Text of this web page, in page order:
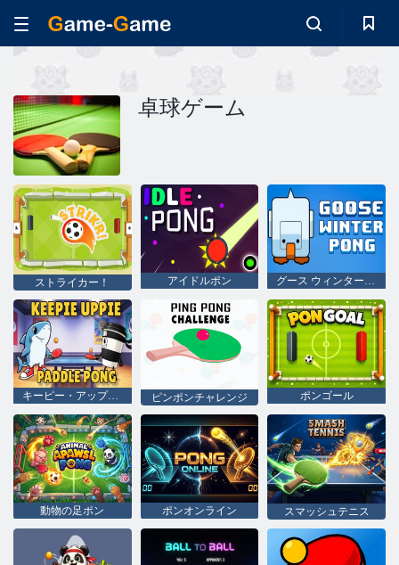
卓球ゲーム
ストライカー！ アイドルポン グース ウィンター ポン
キーピー・アップピー・パドルポン ピンポンチャレンジ ポンゴール
動物の足ポン ポンオンライン スマッシュテニス